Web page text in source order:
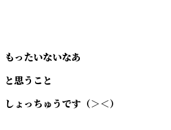
もったいないなあ
と思うこと
しょっちゅうです（＞＜）